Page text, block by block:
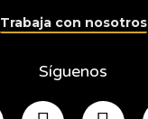
Trabaja con nosotros
Síguenos